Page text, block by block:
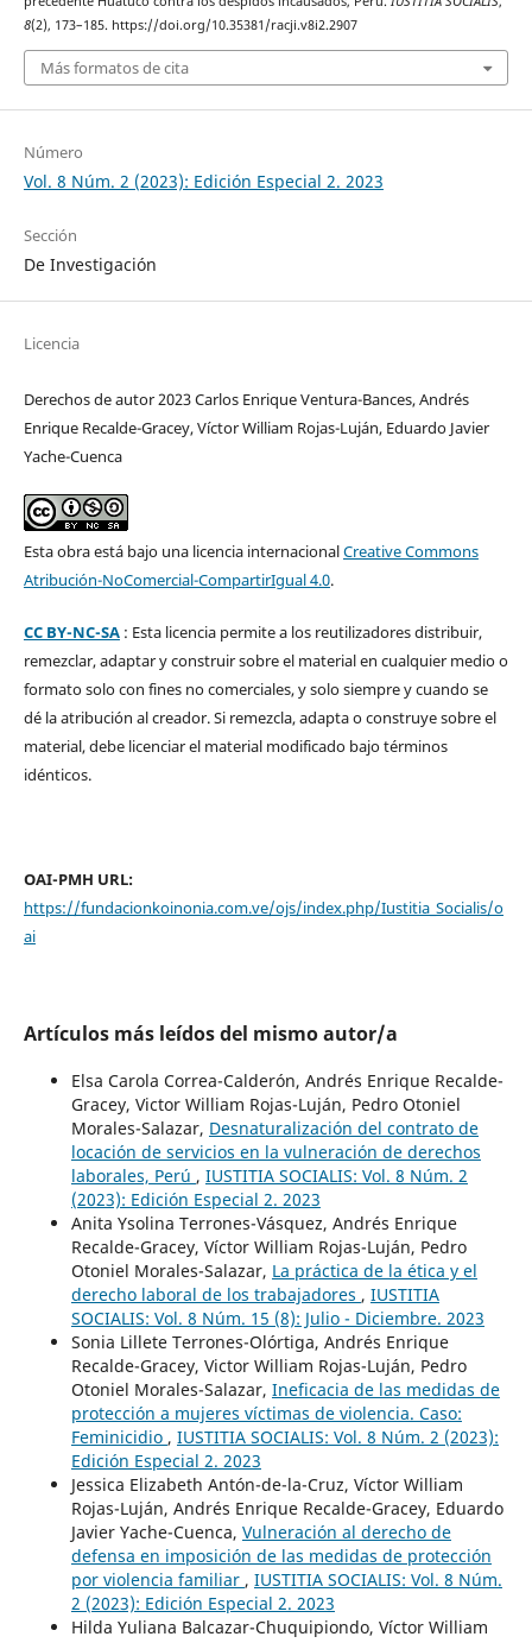
8(2), 173–185. https://doi.org/10.35381/racji.v8i2.2907
Más formatos de cita
Número
Vol. 8 Núm. 2 (2023): Edición Especial 2. 2023
Sección
De Investigación
Licencia
Derechos de autor 2023 Carlos Enrique Ventura-Bances, Andrés
Enrique Recalde-Gracey, Víctor William Rojas-Luján, Eduardo Javier
Yache-Cuenca
Esta obra está bajo una licencia internacionalCreative Commons
Atribución-NoComercial-CompartirIgual 4.0.
CC BY-NC-SA: Esta licencia permite a los reutilizadores distribuir,
remezclar, adaptar y construir sobre el material en cualquier medio o
formato solo con fines no comerciales, y solo siempre y cuando se
dé la atribución al creador. Si remezcla, adapta o construye sobre el
material, debe licenciar el material modificado bajo términos
idénticos.
OAI-PMH URL:
https://fundacionkoinonia.com.ve/ojs/index.php/Iustitia_Socialis/o
ai
Artículos más leídos del mismo autor/a
Elsa Carola Correa-Calderón, Andrés Enrique Recalde-
Gracey, Victor William Rojas-Luján, Pedro Otoniel
Morales-Salazar, Desnaturalización del contrato de
locación de servicios en la vulneración de derechos
laborales, Perú , IUSTITIA SOCIALIS: Vol. 8 Núm. 2
(2023): Edición Especial 2. 2023
Anita Ysolina Terrones-Vásquez, Andrés Enrique
Recalde-Gracey, Víctor William Rojas-Luján, Pedro
Otoniel Morales-Salazar, La práctica de la ética y el
derecho laboral de los trabajadores , IUSTITIA
SOCIALIS: Vol. 8 Núm. 15 (8): Julio - Diciembre. 2023
Sonia Lillete Terrones-Olórtiga, Andrés Enrique
Recalde-Gracey, Victor William Rojas-Luján, Pedro
Otoniel Morales-Salazar, Ineficacia de las medidas de
protección a mujeres víctimas de violencia. Caso:
Feminicidio , IUSTITIA SOCIALIS: Vol. 8 Núm. 2 (2023):
Edición Especial 2. 2023
Jessica Elizabeth Antón-de-la-Cruz, Víctor William
Rojas-Luján, Andrés Enrique Recalde-Gracey, Eduardo
Javier Yache-Cuenca, Vulneración al derecho de
defensa en imposición de las medidas de protección
por violencia familiar , IUSTITIA SOCIALIS: Vol. 8 Núm.
2 (2023): Edición Especial 2. 2023
Hilda Yuliana Balcazar-Chuquipiondo, Víctor William